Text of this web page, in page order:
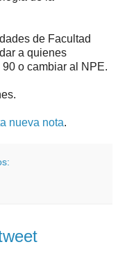
de Facultad
a quienes
o cambiar al NPE.
nueva nota.